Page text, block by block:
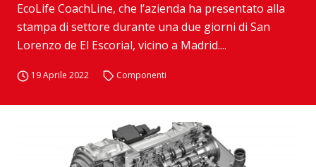
EcoLife CoachLine, che l’azienda ha presentato alla
stampa di settore durante una due giorni di San
Lorenzo de El Escorial, vicino a Madrid....
19 Aprile 2022 Componenti